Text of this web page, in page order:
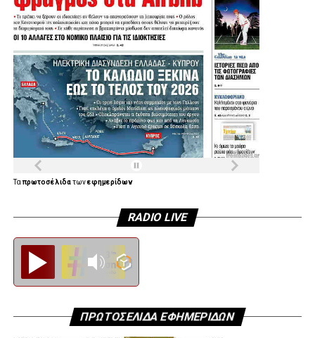
Ταπρωτοσέλιδατωνεφημερίδων
RADIO LIVE
ΠΡΩΤΟΣΕΛΙΔΑ ΕΦΗΜΕΡΙΔΩΝ